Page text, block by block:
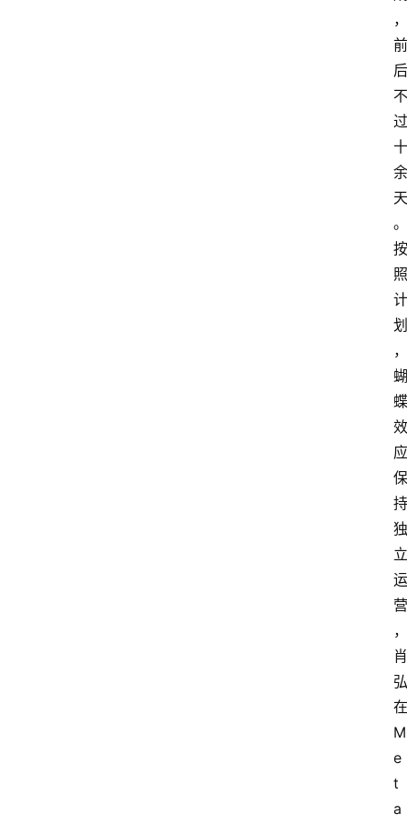
，
前
后
不
过
十
余
天
。
按
照
计
划
，
蝴
蝶
效
应
保
持
独
立
运
营
，
肖
弘
在
M
e
t
a